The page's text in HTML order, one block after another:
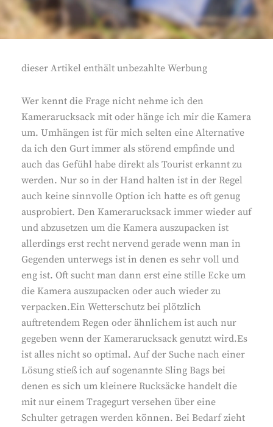
dieser Artikel enthält unbezahlte Werbung
Wer kennt die Frage nicht nehme ich den
Kamerarucksack mit oder hänge ich mir die Kamera
um. Umhängen ist für mich selten eine Alternative
da ich den Gurt immer als störend empfinde und
auch das Gefühl habe direkt als Tourist erkannt zu
werden. Nur so in der Hand halten ist in der Regel
auch keine sinnvolle Option ich hatte es oft genug
ausprobiert. Den Kamerarucksack immer wieder auf
und abzusetzen um die Kamera auszupacken ist
allerdings erst recht nervend gerade wenn man in
Gegenden unterwegs ist in denen es sehr voll und
eng ist. Oft sucht man dann erst eine stille Ecke um
die Kamera auszupacken oder auch wieder zu
verpacken.Ein Wetterschutz bei plötzlich
auftretendem Regen oder ähnlichem ist auch nur
gegeben wenn der Kamerarucksack genutzt wird.Es
ist alles nicht so optimal. Auf der Suche nach einer
Lösung stieß ich auf sogenannte Sling Bags bei
denen es sich um kleinere Rucksäcke handelt die
mit nur einem Tragegurt versehen über eine
Schulter getragen werden können. Bei Bedarf zieht